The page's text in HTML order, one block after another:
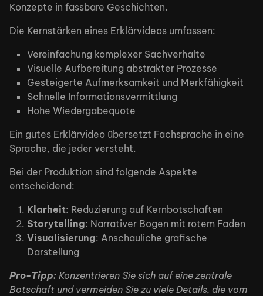
Konzepte in fassbare Geschichten.
Die Kernstärken eines Erklärvideos umfassen:
Vereinfachung komplexer Sachverhalte
Visuelle Aufbereitung abstrakter Prozesse
Gesteigerte Aufmerksamkeit und Merkfähigkeit
Schnelle Informationsvermittlung
Hohe Wiedergabequote
Ein gutes Erklärvideo übersetzt Fachsprache in eine
Sprache, die jeder versteht.
Bei der Produktion sind folgende Aspekte
entscheidend:
Klarheit: Reduzierung auf Kernbotschaften
Storytelling: Narrativer Bogen mit rotem Faden
Visualisierung: Anschauliche grafische
Darstellung
Pro-Tipp: Konzentrieren Sie sich auf eine zentrale
Botschaft und vermeiden Sie zu viele Details, die vom